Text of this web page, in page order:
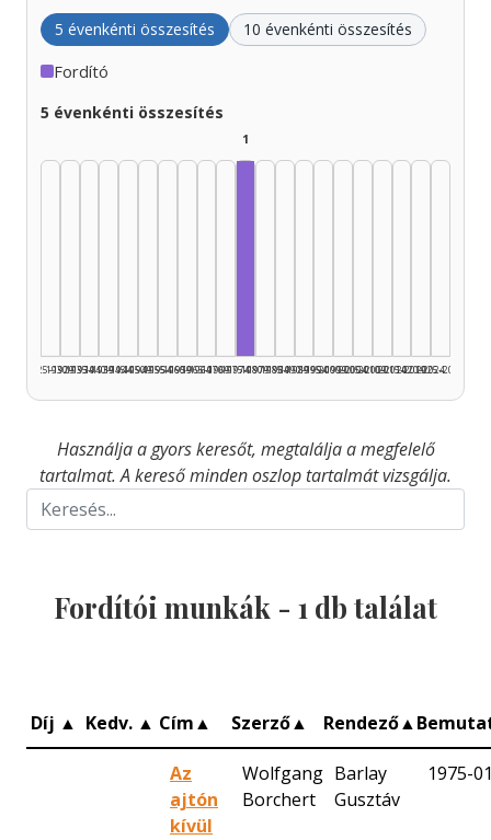
5 évenkénti összesítés 10 évenkénti összesítés
Fordító
5 évenkénti összesítés
1925–1929
1930–1934
1935–1939
1940–1944
1945–1949
1950–1954
1955–1959
1960–1964
1965–1969
1970–1974
1
1975–1979
1980–1984
1985–1989
1990–1994
1995–1999
2000–2004
2005–2009
2010–2014
2015–2019
2020–2024
2025–2026
Használja a gyors keresőt, megtalálja a megfelelő
tartalmat. A kereső minden oszlop tartalmát vizsgálja.
Fordítói munkák - 1 db találat
Díj ▲ Kedv. ▲ Cím▲ Szerző▲ Rendező▲
Az
ajtón
kívül
Wolfgang
Borchert
Barlay
Gusztáv
1975-